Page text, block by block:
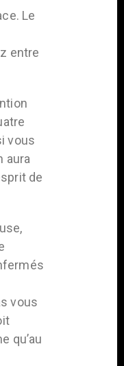
Le
entre
vous
aura
de
vous
qu’au